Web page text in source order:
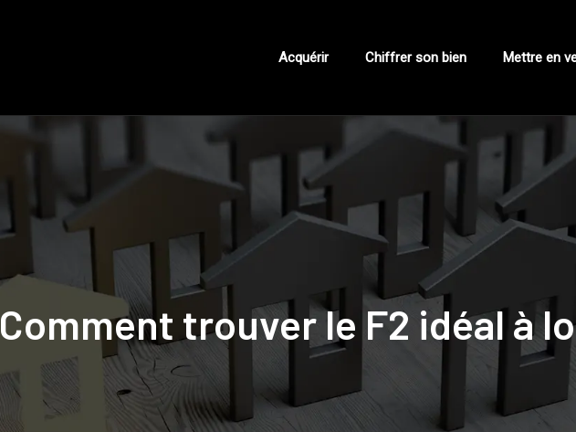
Acquérir Chiffrer son bien Mettre en
Comment trouver le F2 idéal à